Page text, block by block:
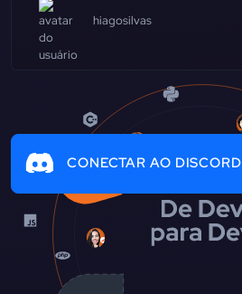
hiagosilvas
CONECTAR AO DISCORD